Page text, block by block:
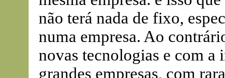
não terá nada de fixo,
numa empresa. Ao
novas tecnologias e com a
grandes empresas, com